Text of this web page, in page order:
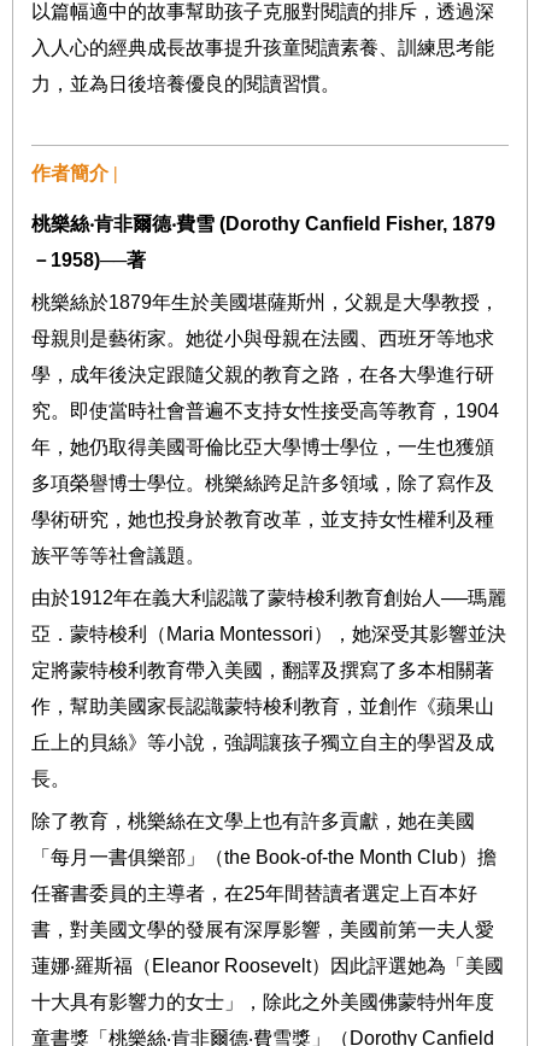
以篇幅適中的故事幫助孩子克服對閱讀的排斥，透過深
入人心的經典成長故事提升孩童閱讀素養、訓練思考能
力，並為日後培養優良的閱讀習慣。
作者簡介 |
桃樂絲‧肯非爾德‧費雪 (Dorothy Canfield Fisher, 1879
－ 1958)──著
桃樂絲於1879年生於美國堪薩斯州，父親是大學教授，
母親則是藝術家。她從小與母親在法國、西班牙等地求
學，成年後決定跟隨父親的教育之路，在各大學進行研
究。即使當時社會普遍不支持女性接受高等教育， 1904
年，她仍取得美國哥倫比亞大學博士學位，一生也獲頒
多項榮譽博士學位。桃樂絲跨足許多領域，除了寫作及
學術研究，她也投身於教育改革，並支持女性權利及種
族平等等社會議題。
由於1912年在義大利認識了蒙特梭利教育創始人 ──瑪麗
亞．蒙特梭利（ Maria Montessori），她深受其影響並決
定將蒙特梭利教育帶入美國，翻譯及撰寫了多本相關著
作，幫助美國家長認識蒙特梭利教育，並創作《蘋果山
丘上的貝絲》等小說，強調讓孩子獨立自主的學習及成
長。
除了教育，桃樂絲在文學上也有許多貢獻，她在美國
「每月一書俱樂部」（the Book-of-the Month Club）擔
任審書委員的主導者，在25年間替讀者選定上百本好
書，對美國文學的發展有深厚影響，美國前第一夫人愛
蓮娜‧羅斯福（ Eleanor Roosevelt）因此評選她為「美國
十大具有影響力的女士」，除此之外美國佛蒙特州年度
童書獎「桃樂絲‧肯非爾德‧費雪獎」（ Dorothy Canfield